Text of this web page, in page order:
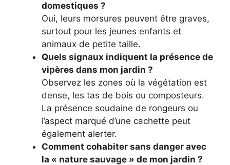
domestiques ?
Oui, leurs morsures peuvent être graves,
surtout pour les jeunes enfants et
animaux de petite taille.
Quels signaux indiquent la présence de
vipères dans mon jardin ?
Observez les zones où la végétation est
dense, les tas de bois ou composteurs.
La présence soudaine de rongeurs ou
l’aspect marqué d’une cachette peut
également alerter.
Comment cohabiter sans danger avec
la « nature sauvage » de mon jardin ?